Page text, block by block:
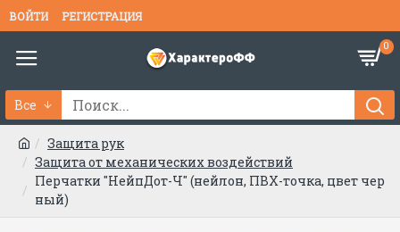
ВОЙТИ РЕГИСТРАЦИЯ
0
Все
Защита рук
Защита от механических воздействий
Перчатки "НейпДот-Ч" (нейлон, ПВХ-точка, цвет чер
ный)